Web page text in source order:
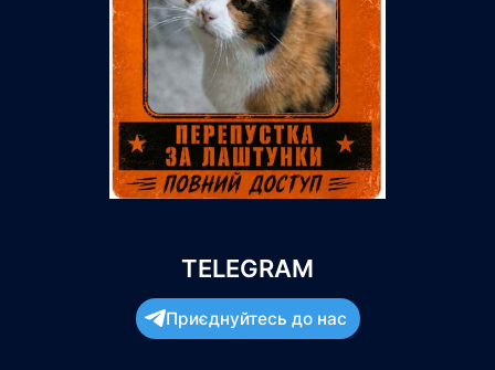
TELEGRAM
Приєднуйтесь до нас